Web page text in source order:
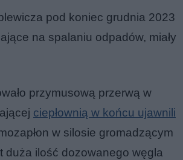
pod koniec grudnia 2023
na spalaniu odpadów, miały
przymusową przerwą w
ciepłownią w końcu ujawnili
w silosie gromadzącym
duża ilość dozowanego węgla